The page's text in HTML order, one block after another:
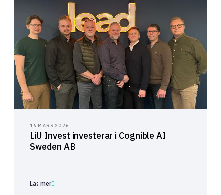
16 MARS 2026
LiU Invest investerar i Cognible AI
Sweden AB
Läs mer